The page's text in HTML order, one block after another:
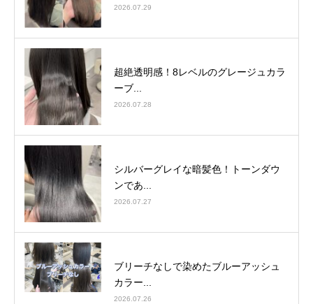
2026.07.29
超絶透明感！8レベルのグレージュカラ
ーブ...
2026.07.28
シルバーグレイな暗髪色！トーンダウ
ンであ...
2026.07.27
ブリーチなしで染めたブルーアッシュ
カラー...
2026.07.26